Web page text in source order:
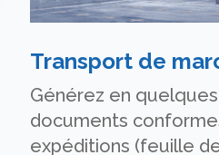
Transport de
Générez en
documents
expéditions (feuille